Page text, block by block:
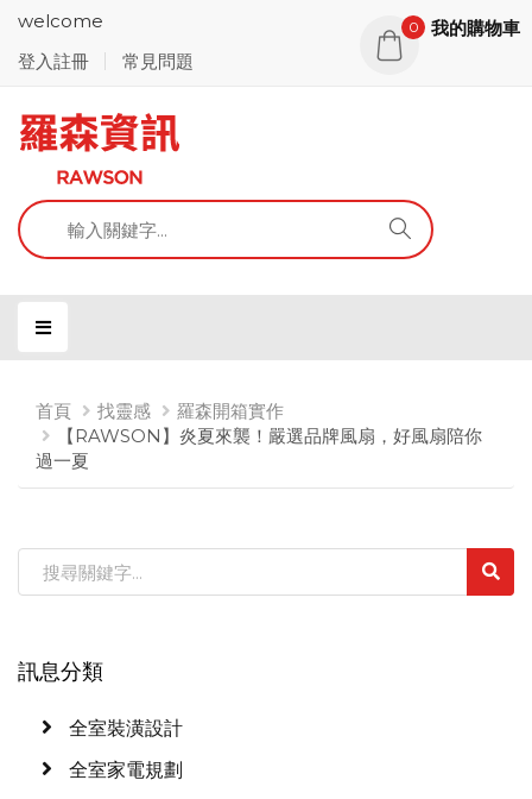
welcome
登入註冊
常見問題
0 我的購物車
首頁 找靈感
羅森開箱實作
【RAWSON】炎夏來襲！嚴選品牌風扇，好風扇陪你
過一夏
訊息分類
全室裝潢設計
全室家電規劃